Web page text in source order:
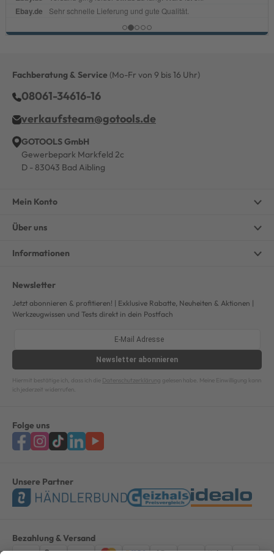
Fachberatung & Service (Mo-Fr von 9 bis 16 Uhr)
08061-34616-16
verkaufsteam@gotools.de
GOTOOLS GmbH
Gewerbepark Markfeld 2c
D - 83043 Bad Aibling
Mein Konto
Über uns
Informationen
Newsletter
Jetzt abonnieren & profitieren! | Exklusive Rabatte, Neuheiten & Aktionen |
Werkzeugwissen und Tests direkt in dein Postfach
Newsletter abonnieren
Hiermit bestätige ich, dass ich die Datenschutzerklärung gelesen habe. Meine Einwilligung kann
ich jederzeit widerrufen.
Folge uns
Unsere Partner
Bezahlung & Versand